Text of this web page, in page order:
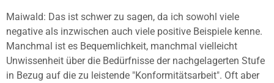
Maiwald: Das ist schwer zu sagen, da ich sowohl viele
negative als inzwischen auch viele positive Beispiele kenne.
Manchmal ist es Bequemlichkeit, manchmal vielleicht
Unwissenheit über die Bedürfnisse der nachgelagerten Stufe
in Bezug auf die zu leistende "Konformitätsarbeit". Oft aber